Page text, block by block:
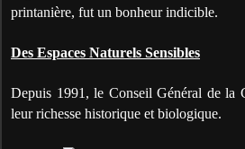
printanière, fut un bonheur indicible.
Des Espaces Naturels Sensibles
Depuis 1991, le Conseil Général de la
leur richesse historique et biologique.